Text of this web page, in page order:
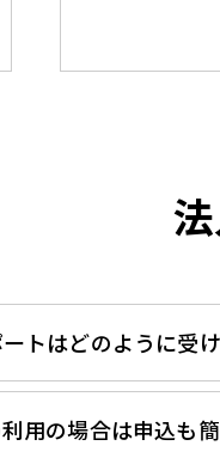
トはどのように受
用の場合は申込も